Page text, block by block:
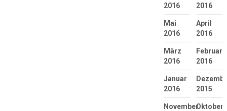
2016
2016
Mai
2016
April
2016
März
2016
Februar
2016
Januar
2016
2015
NovemberOktober